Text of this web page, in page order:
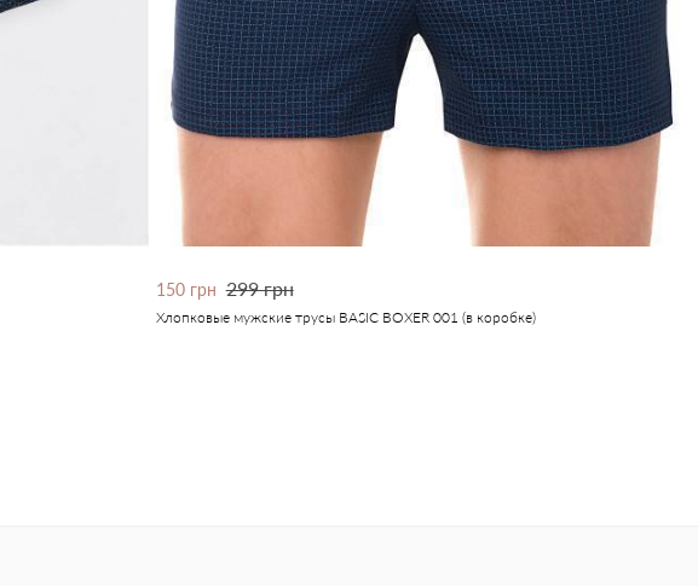
150 грн 299 грн
Хлопковые мужские трусы BASIC BOXER 001 (в коробке)